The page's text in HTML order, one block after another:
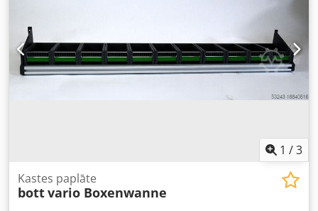
1 /3
Kastes paplāte
bottvario Boxenwanne